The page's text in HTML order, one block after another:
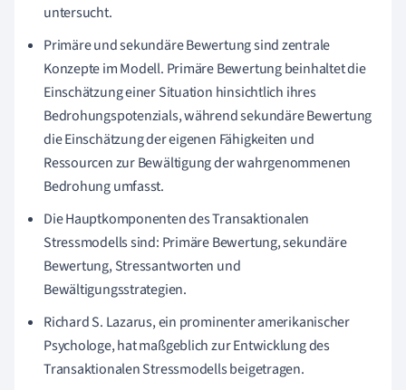
untersucht.
Primäre und sekundäre Bewertung sind zentrale
Konzepte im Modell. Primäre Bewertung beinhaltet die
Einschätzung einer Situation hinsichtlich ihres
Bedrohungspotenzials, während sekundäre Bewertung
die Einschätzung der eigenen Fähigkeiten und
Ressourcen zur Bewältigung der wahrgenommenen
Bedrohung umfasst.
Die Hauptkomponenten des Transaktionalen
Stressmodells sind: Primäre Bewertung, sekundäre
Bewertung, Stressantworten und
Bewältigungsstrategien.
Richard S. Lazarus, ein prominenter amerikanischer
Psychologe, hat maßgeblich zur Entwicklung des
Transaktionalen Stressmodells beigetragen.